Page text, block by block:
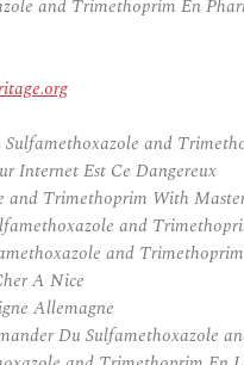
and Trimethoprim En
and
Internet Est Ce Dangereux
and Trimethoprim With
and
and
A Nice
Allemagne
Du Sulfamethoxazole